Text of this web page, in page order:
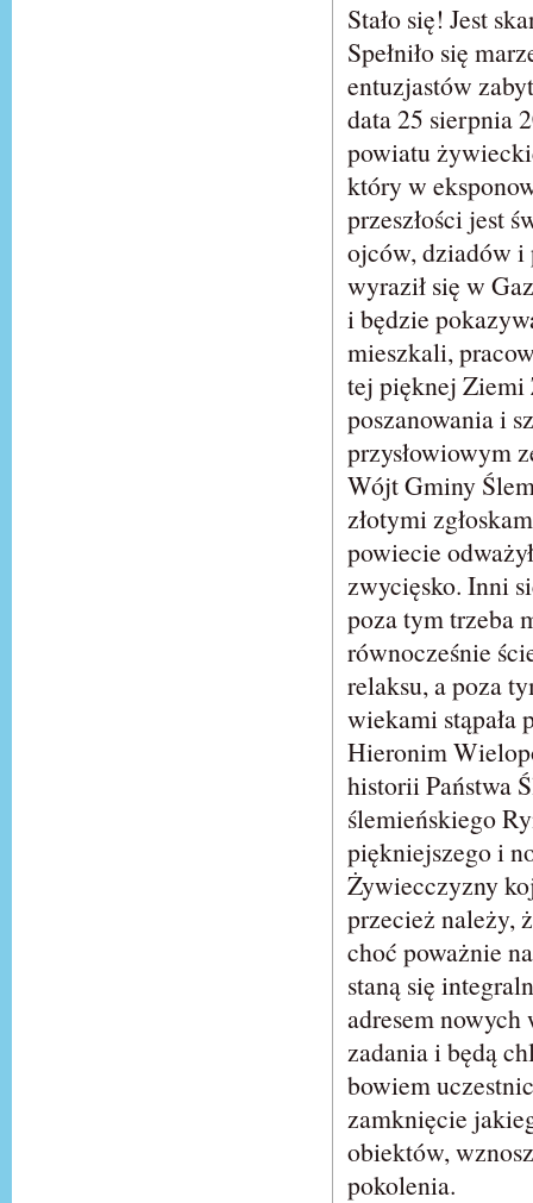
Stało się! Jest
Spełniło się
entuzjastów
data 25 sierpnia
powiatu
który w
przeszłości jest
ojców, dziadów i
wyraził się w
i będzie
mieszkali,
tej pięknej Ziemi
poszanowania i
przysłowiowym
Wójt Gminy
złotymi
powiecie
zwycięsko. Inni
poza tym trzeba
równocześnie
relaksu, a poza
wiekami stąpała
Hieronim
historii Państwa
ślemieńskiego
piękniejszego i
Żywiecczyzny
przecież należy,
choć poważnie
staną się
adresem nowych
zadania i będą
bowiem
zamknięcie
obiektów,
pokolenia.